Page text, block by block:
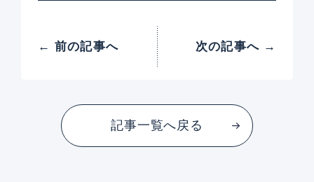
← 前の記事へ 次の記事へ →
記事一覧へ戻る